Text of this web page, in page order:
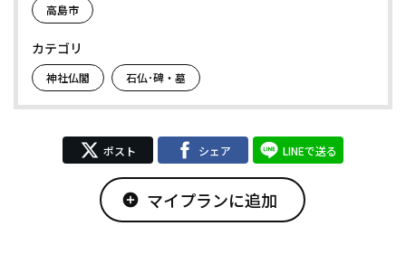
高島市
カテゴリ
神社仏閣 石仏･碑・墓
ポスト シェア LINEで送る
add_circle マイプランに追加